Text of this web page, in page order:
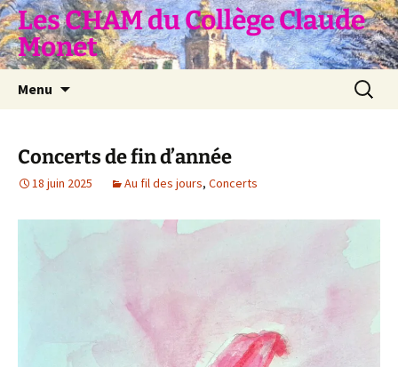
Aller
au
contenu
Les CHAM du Collège Claude
Monet
Menu
Concerts de fin d’année
18 juin 2025 Au fil des jours, Concerts